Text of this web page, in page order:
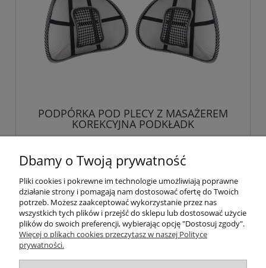
PODPÓRKA POD PLECY Z MASAŻEREM
KOREKCYJNA PODKŁADK
14,89 zł
powiadom o dostępności
Pomoc
Dbamy o Twoją prywatność
Pliki cookies i pokrewne im technologie umożliwiają poprawne
działanie strony i pomagają nam dostosować ofertę do Twoich
potrzeb. Możesz zaakceptować wykorzystanie przez nas
wszystkich tych plików i przejść do sklepu lub dostosować użycie
plików do swoich preferencji, wybierając opcję "Dostosuj zgody".
Więcej o plikach cookies przeczytasz w naszej Polityce
prywatności.